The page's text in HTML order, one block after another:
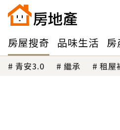
房屋搜奇 品味生活 房
青安3.0 繼承 租屋